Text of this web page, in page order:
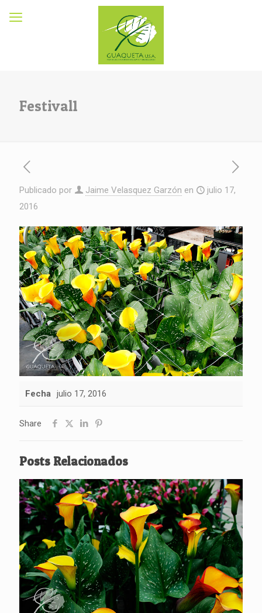
Festival1
Publicado por Jaime Velasquez Garzón en
julio 17,
2016
Fecha julio 17, 2016
Share
Posts Relacionados